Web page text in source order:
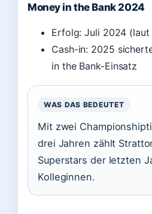
Money in the Bank 2024
Erfolg: Juli 2024 (laut
Cash-in: 2025
in the Bank-Einsatz
WAS DAS BEDEUTET
Mit zwei
drei Jahren zählt
Superstars der letzten
Kolleginnen.